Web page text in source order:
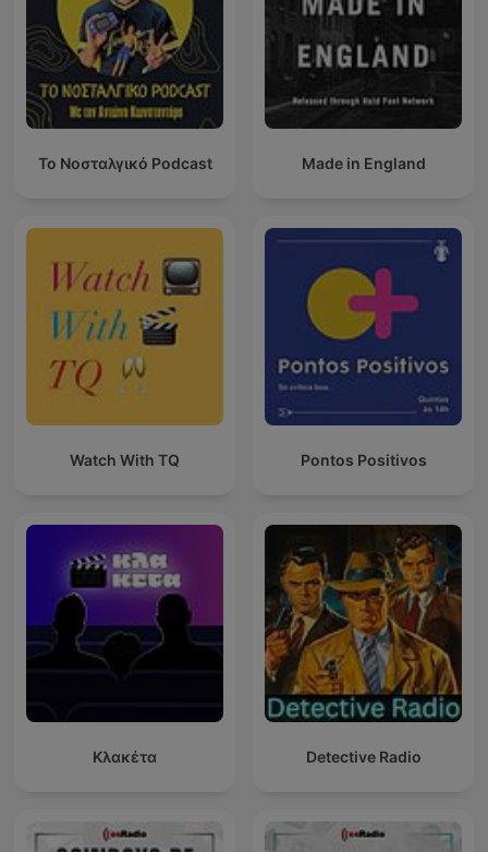
Το Νοσταλγικό Podcast Made in England
Watch With TQ Pontos Positivos
Κλακέτα Detective Radio